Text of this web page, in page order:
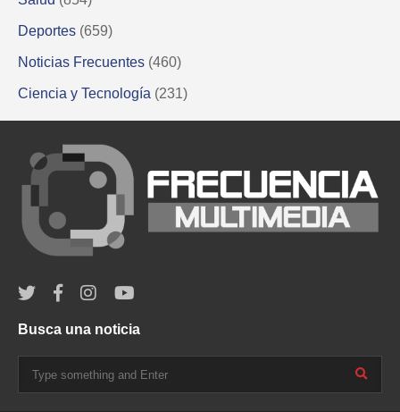
Deportes (659)
Noticias Frecuentes (460)
Ciencia y Tecnología (231)
Busca una noticia